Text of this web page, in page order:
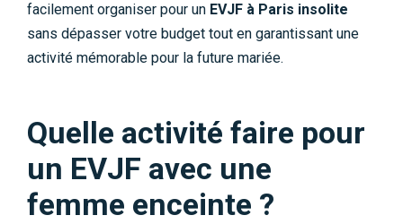
facilement organiser pour un EVJF à Paris insolite
sans dépasser votre budget tout en garantissant une
activité mémorable pour la future mariée.
Quelle activité faire pour
un EVJF avec une
femme enceinte ?